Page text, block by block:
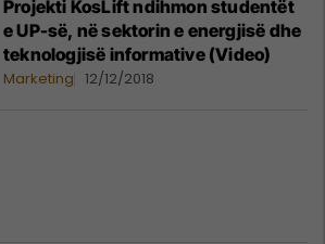
Projekti KosLift ndihmon studentët
e UP-së, në sektorin e energjisë dhe
teknologjisë informative (Video)
Marketing 12/12/2018